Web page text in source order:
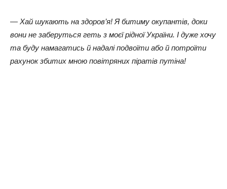
— Хай шукають на здоров’я! Я битиму окупантів, доки
вони не заберуться геть з моєї рідної України. І дуже хочу
та буду намагатись й надалі подвоїти або й потроїти
рахунок збитих мною повітряних піратів путіна!